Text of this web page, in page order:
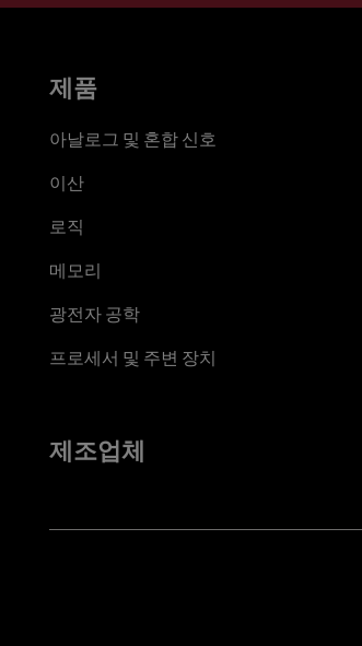
제품
아날로그 및 혼합 신호
이산
로직
메모리
광전자 공학
프로세서 및 주변 장치
제조업체